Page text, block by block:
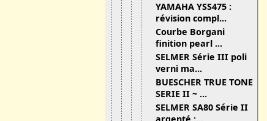
YAMAHA YSS475 :
révision compl...
Courbe Borgani
finition pearl ...
SELMER Série III poli
verni ma...
BUESCHER TRUE TONE
SERIE II ~ ...
SELMER SA80 Série II